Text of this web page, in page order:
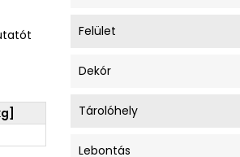
Felület
Dekór
Tárolóhely
Lebontás